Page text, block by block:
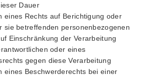
Dauer
eines Rechts auf Berichtigung oder
sie betreffenden personenbezogenen
Einschränkung der Verarbeitung
oder eines
gegen diese Verarbeitung
eines Beschwerderechts bei einer